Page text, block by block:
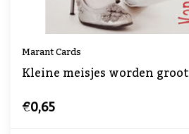
Marant Cards
Kleine meisjes worden groot
€0,65